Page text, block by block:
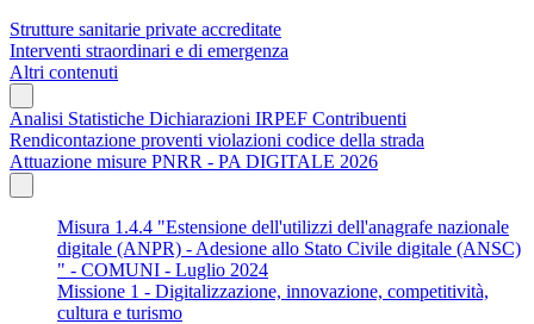
Strutture sanitarie private accreditate
Interventi straordinari e di emergenza
Altri contenuti
Analisi Statistiche Dichiarazioni IRPEF Contribuenti
Rendicontazione proventi violazioni codice della strada
Attuazione misure PNRR - PA DIGITALE 2026
Misura 1.4.4 "Estensione dell'utilizzi dell'anagrafe nazionale
digitale (ANPR) - Adesione allo Stato Civile digitale (ANSC)
" - COMUNI - Luglio 2024
Missione 1 - Digitalizzazione, innovazione, competitività,
cultura e turismo